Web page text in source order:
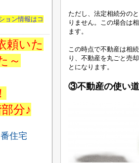
ただし、法定相続分の
りません。この場合は
ます。
この時点で不動産は相
り、不動産を丸ごと売
とになります。
③不動産の使い
ョン情報はコ
頼いた
～
分♪
住宅